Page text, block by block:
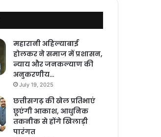
महारानी अहिल्याबाई
होलकर ने समाज में प्रशासन,
न्याय और जनकल्याण की
अनुकरणीय…
July 19, 2025
छत्तीसगढ़ की खेल प्रतिभाएं
छूएंगी आकाश, आधुनिक
तकनीक से होंगे खिलाड़ी
पारंगत